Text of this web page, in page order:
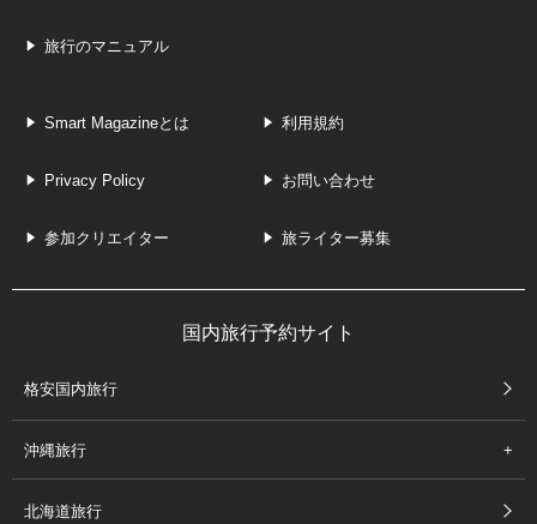
旅行のマニュアル
Smart Magazineとは 利用規約
Privacy Policy お問い合わせ
参加クリエイター 旅ライター募集
国内旅行予約サイト
格安国内旅行
沖縄旅行
北海道旅行